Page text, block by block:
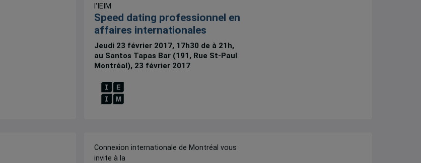
l'IEIM
Speed dating professionnel en
affaires internationales
Jeudi 23 février 2017, 17h30 de à 21h,
au Santos Tapas Bar (191, Rue St-Paul
Montréal), 23 février 2017
Connexion internationale de Montréal vous
invite à la